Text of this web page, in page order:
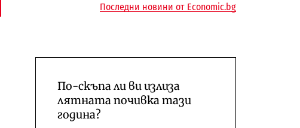
Последни новини от Economic.bg
По-скъпа ли ви излиза
лятната почивка тази
година?